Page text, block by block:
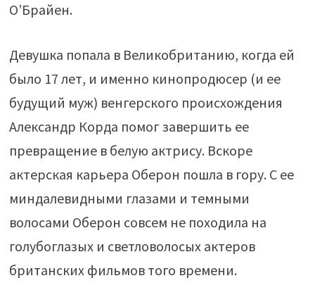
О’Брайен.
Девушка попала в Великобританию, когда ей
было 17 лет, и именно кинопродюсер (и ее
будущий муж) венгерского происхождения
Александр Корда помог завершить ее
превращение в белую актрису. Вскоре
актерская карьера Оберон пошла в гору. С ее
миндалевидными глазами и темными
волосами Оберон совсем не походила на
голубоглазых и светловолосых актеров
британских фильмов того времени.